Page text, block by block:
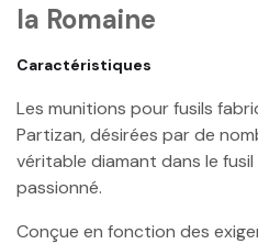
la Romaine
Caractéristiques
Les munitions pour fusils
Partizan, désirées par de
véritable diamant dans le
passionné.
Conçue en fonction des